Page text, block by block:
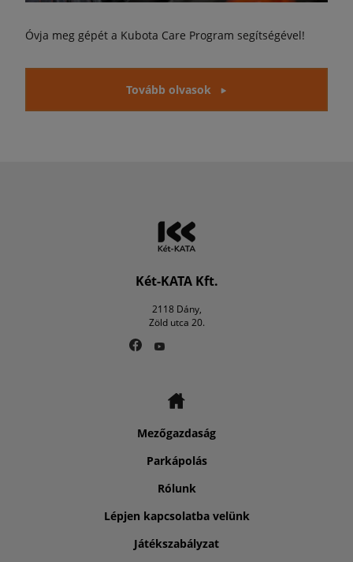
Óvja meg gépét a Kubota Care Program segítségével!
Tovább olvasok
Két-KATA Kft.
2118 Dány,
Zöld utca 20.
Mezőgazdaság
Parkápolás
Rólunk
Lépjen kapcsolatba velünk
Játékszabályzat